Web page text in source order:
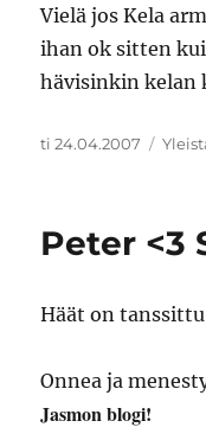
Vielä jos Kela
ihan ok sitten
hävisinkin kelan
Julkaistu
ti 24.04.2007
Peter <3
Häät on
Onnea ja
Jasmon blogi!